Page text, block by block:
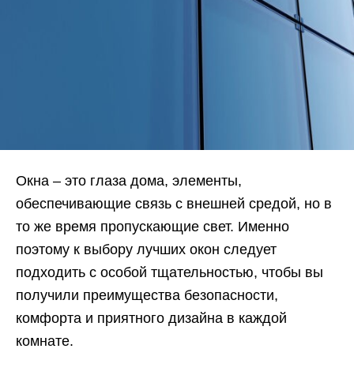
Окна – это глаза дома, элементы,
обеспечивающие связь с внешней средой, но в
то же время пропускающие свет. Именно
поэтому к выбору лучших окон следует
подходить с особой тщательностью, чтобы вы
получили преимущества безопасности,
комфорта и приятного дизайна в каждой
комнате.